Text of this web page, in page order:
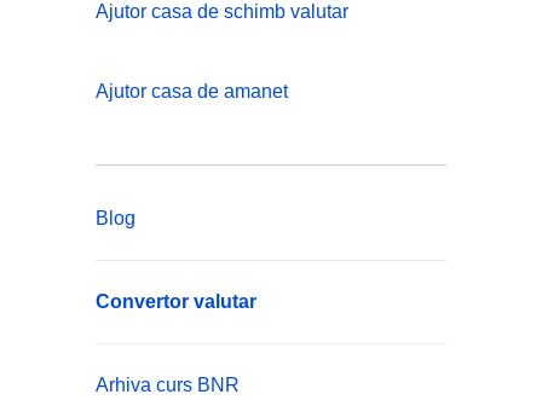
Ajutor casa de schimb valutar
Ajutor casa de amanet
Blog
Convertor valutar
Arhiva curs BNR